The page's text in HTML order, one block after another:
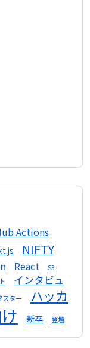
Actions
NIFTY
React S3
インタビュ
スター
ハッカ
新卒 登壇